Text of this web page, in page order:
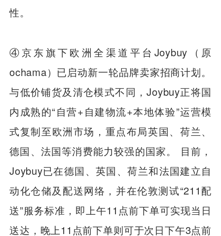
性。
④京东旗下欧洲全渠道平台Joybuy（原
ochama）已启动新一轮品牌卖家招商计划。
与低价铺货及清仓模式不同，Joybuy正将国
内成熟的“自营+自建物流+本地体验”运营模
式复制至欧洲市场，重点布局英国、荷兰、
德国、法国等消费能力较强的国家。 目前，
Joybuy已在德国、英国、荷兰和法国建立自
动化仓储及配送网络，并在伦敦测试“211配
送”服务标准，即上午11点前下单可实现当日
送达，晚上11点前下单则可于次日下午3点前